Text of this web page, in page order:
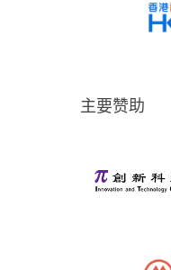
主要赞助